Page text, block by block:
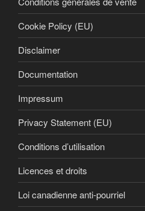
Cookie Policy (EU)
Disclaimer
Documentation
Impressum
Privacy Statement (EU)
Conditions d’utilisation
Licences et droits
Loi canadienne anti-pourriel